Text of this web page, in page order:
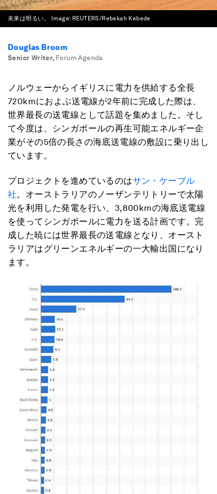
未来は明るい。 Image: REUTERS/Rebekah Kebede
Douglas Broom
Senior Writer, Forum Agenda
ノルウェーからイギリスに電力を供給する全長
720kmにおよぶ送電線が2年前に完成した際は、
世界最長の送電線として話題を集めました。そし
て今度は、シンガポールの再生可能エネルギー企
業がその5倍の長さの海底送電線の敷設に乗り出し
ています。
プロジェクトを進めているのはサン・ケーブル
社。オーストラリアのノーザンテリトリーで太陽
光を利用した発電を行い、3,800kmの海底送電線
を使ってシンガポールに電力を送る計画です。完
成した暁には世界最長の送電線となり、オースト
ラリアはグリーンエネルギーの一大輸出国になり
ます。